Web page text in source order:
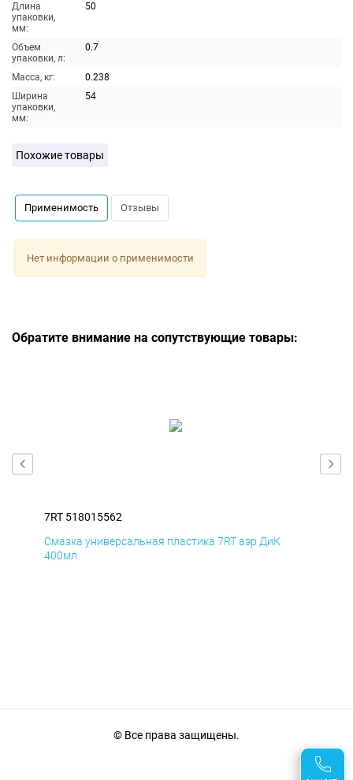
Длина
упаковки,
мм:
50
Объем
упаковки, л:
0.7
Масса, кг:
0.238
Ширина
упаковки,
мм:
54
Похожие товары
Применимость Отзывы
Нет информации о применимости
Обратите внимание на сопутствующие товары:
7RT 518015562
Смазка универсальная пластика 7RT аэр ДиК
400мл
© Все права защищены.